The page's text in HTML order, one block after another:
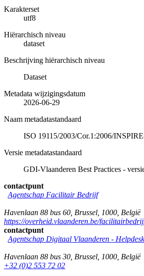
Karakterset
utf8
Hiërarchisch niveau
dataset
Beschrijving hiërarchisch niveau
Dataset
Metadata wijzigingsdatum
2026-06-29
Naam metadatastandaard
ISO 19115/2003/Cor.1:2006/
Versie metadatastandaard
GDI-Vlaanderen Best Practices -
contactpunt
Agentschap Facilitair Bedrijf
Havenlaan 88 bus 60 Brussel 1000 België
https://overheid.vlaanderen.be/
contactpunt
Agentschap Digitaal Vlaanderen -
Havenlaan 88 bus 30 Brussel 1000 België
+32 (0)2 553 72 02